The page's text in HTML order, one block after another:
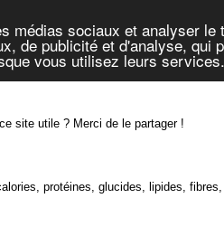
médias sociaux et analyser le
de publicité et d'analyse, qui
vous utilisez leurs services.
site utile ? Merci de le partager !
protéines, glucides, lipides,